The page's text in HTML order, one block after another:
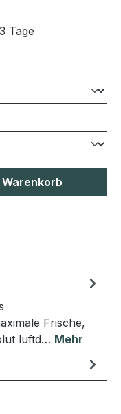
Tage
Warenkorb
Frische,
luftd… Mehr